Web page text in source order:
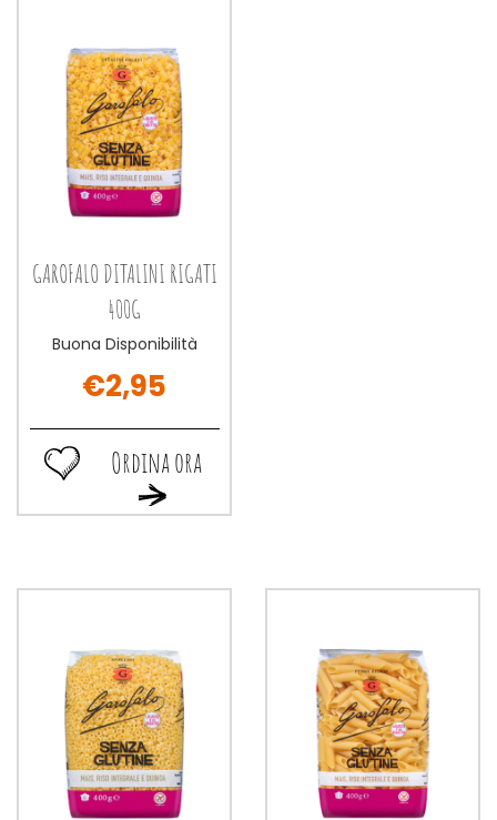
GAROFALO DITALINI RIGATI
400G
Buona Disponibilità
€2,95
Ordina ora
Ordina
ora GAROFALO
Ordina
ora GAROFALO
DITALINI
wishlist